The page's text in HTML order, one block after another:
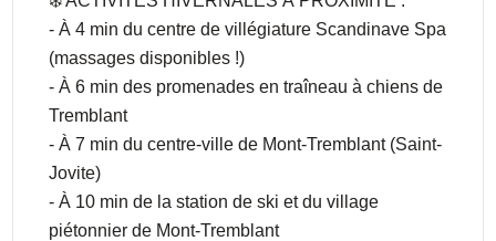
- À 4 min du centre de villégiature Scandinave Spa
(massages disponibles !)
- À 6 min des promenades en traîneau à chiens de
Tremblant
- À 7 min du centre-ville de Mont-Tremblant (Saint-
Jovite)
- À 10 min de la station de ski et du village
piétonnier de Mont-Tremblant